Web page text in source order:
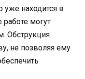
уже находится в
могут
Обструкция
не позволяя ему